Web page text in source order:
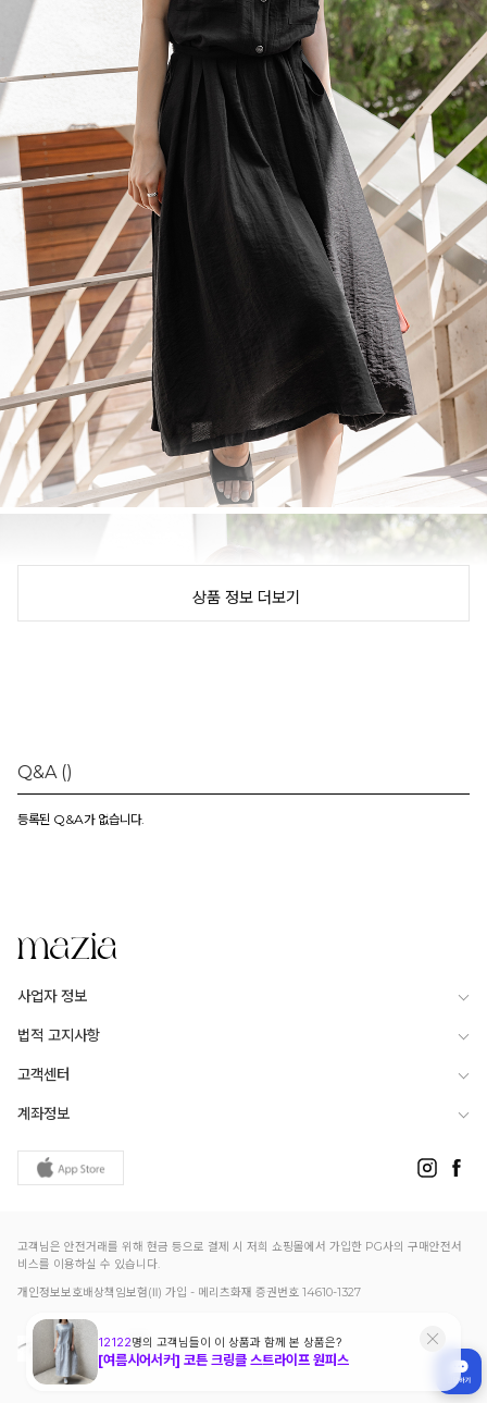
상품 정보 더보기
Q&A ()
등록된 Q&A가 없습니다.
사업자 정보
법적 고지사항
고객센터
계좌정보
고객님은 안전거래를 위해 현금 등으로 결제 시 저희 쇼핑몰에서 가입한 PG사의 구매안전서
비스를 이용하실 수 있습니다.
개인정보보호배상책임보험(Ⅱ) 가입 - 메리츠화재 증권번호 14610-1327